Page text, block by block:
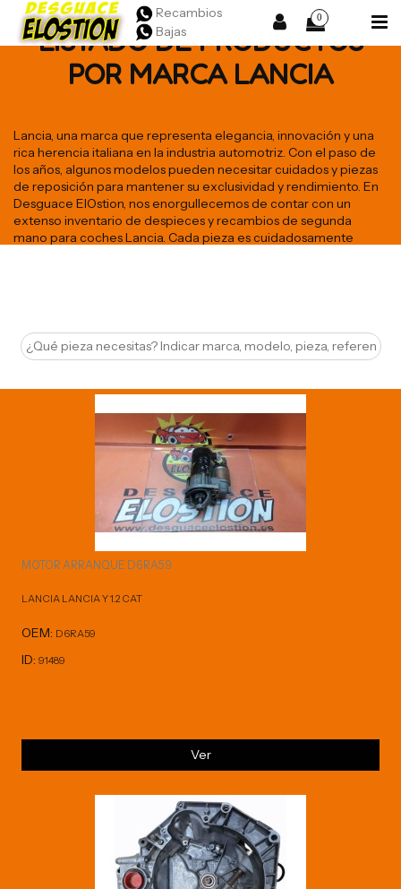
Recambios
Bajas
0
LISTADO DE PRODUCTOS
POR MARCA LANCIA
Lancia, una marca que representa elegancia, innovación y una
rica herencia italiana en la industria automotriz. Con el paso de
los años, algunos modelos pueden necesitar cuidados y piezas
de reposición para mantener su exclusividad y rendimiento. En
Desguace ElOstion, nos enorgullecemos de contar con un
extenso inventario de despieces y recambios de segunda
mano para coches Lancia. Cada pieza es cuidadosamente
Seleccione 24
MOTOR ARRANQUE D6RA59
LANCIA LANCIA Y 1.2 CAT
OEM: D6RA59
ID: 91489
Ver